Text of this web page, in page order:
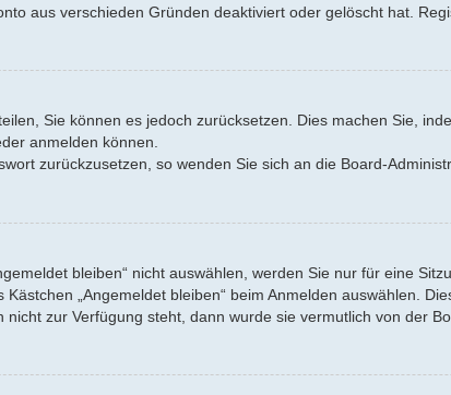
aus verschieden Gründen deaktiviert oder gelöscht hat.
Sie können es jedoch zurücksetzen. Dies machen Sie,
anmelden können.
zurückzusetzen, so wenden Sie sich an die Board-
bleiben“ nicht auswählen, werden Sie nur für eine
„Angemeldet bleiben“ beim Anmelden auswählen.
zur Verfügung steht, dann wurde sie vermutlich von der